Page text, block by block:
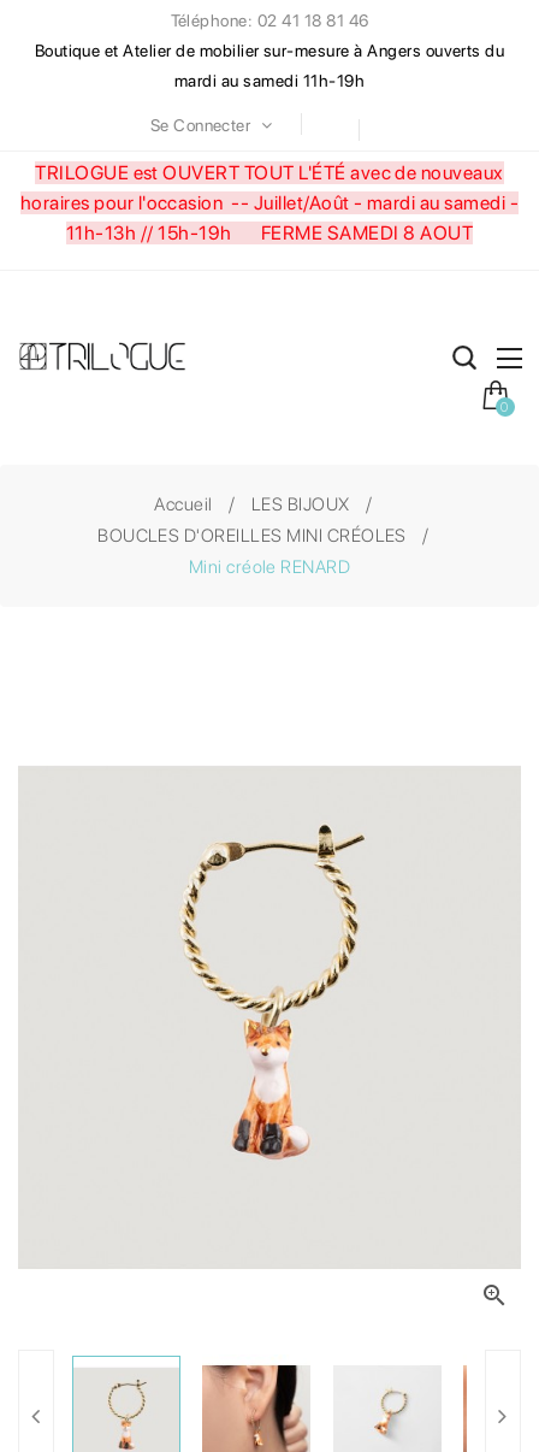
Téléphone: 02 41 18 81 46
Boutique et Atelier de mobilier sur-mesure à Angers ouverts du
mardi au samedi 11h-19h
Se Connecter
TRILOGUE est OUVERT TOUT L'ÉTÉ avec de nouveaux
horaires pour l'occasion -- Juillet/Août - mardi au samedi -
11h-13h // 15h-19h FERME SAMEDI 8 AOUT
0
Accueil
LES BIJOUX
BOUCLES D'OREILLES MINI CRÉOLES
Mini créole RENARD
